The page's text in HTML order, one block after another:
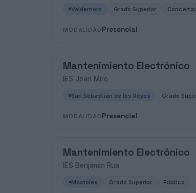
Valdemoro Grado Superior
MODALIDAD Presencial
Mantenimiento Electrónico
IES Joan Miro
San Sebastián de los Reyes Grado
MODALIDAD Presencial
Mantenimiento Electrónico
IES Benjamin Rua
Móstoles Grado Superior Público